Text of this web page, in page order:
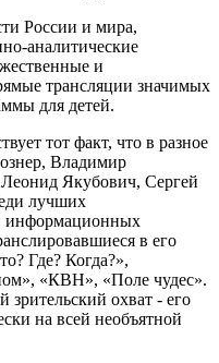
России и мира,
аналитические
и
трансляции значимых
для детей.
тот факт, что в разное
Владимир
Якубович, Сергей
лучших
информационных
в его
Где? Когда?»,
«КВН», «Поле чудес».
охват - его
на всей необъятной